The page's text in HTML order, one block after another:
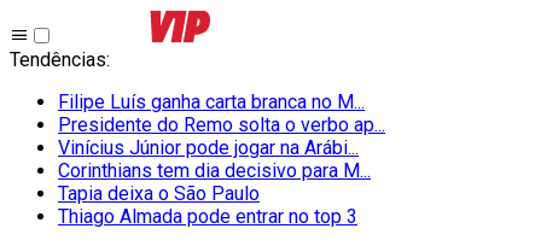
Tendências:
Filipe Luís ganha carta branca no M...
Presidente do Remo solta o verbo ap...
Vinícius Júnior pode jogar na Arábi...
Corinthians tem dia decisivo para M...
Tapia deixa o São Paulo
Thiago Almada pode entrar no top 3